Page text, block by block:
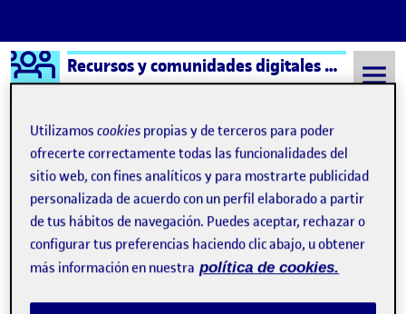
Saltar al contenido
Logo Ágora Recursos y comunidades digitales aula 1
Semestre 20221 - Aula 1 ¡Empieza el proyecto en equipo!
¡Empieza el proyecto en
equipo!
Utilizamoscookies propias y de terceros para poder
ofrecerte correctamente todas las funcionalidades del
sitio web, con fines analíticos y para mostrarte publicidad
personalizada de acuerdo con un perfil elaborado a partir
de tus hábitos de navegación. Puedes aceptar, rechazar o
configurar tus preferencias haciendo clic abajo, u obtener
más información en nuestra política de cookies.